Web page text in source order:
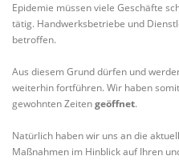
Epidemie müssen viele Geschäfte
tätig. Handwerksbetriebe und
betroffen.
Aus diesem Grund dürfen und
weiterhin fortführen. Wir haben
gewohnten Zeitengeöffnet.
Natürlich haben wir uns an die
Maßnahmen im Hinblick auf Ihren